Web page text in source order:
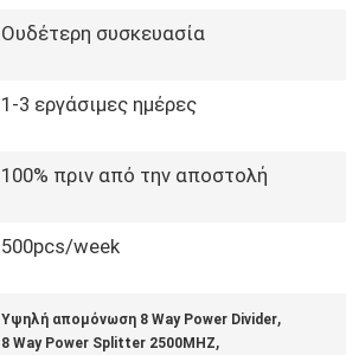
Ουδέτερη συσκευασία
1-3 εργάσιμες ημέρες
100% πριν από την αποστολή
500pcs/week
Υψηλή απομόνωση 8 Way Power Divider,
8 Way Power Splitter 2500MHZ,